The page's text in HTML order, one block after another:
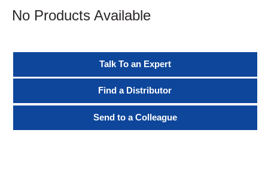
No Products Available
Talk To an Expert
Find a Distributor
Send to a Colleague